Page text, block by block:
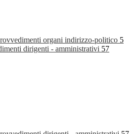
organi indirizzo-politico 5
dirigenti - amministrativi 57